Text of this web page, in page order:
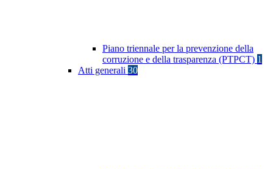
Piano triennale per la prevenzione della
corruzione e della trasparenza (PTPCT) 1
Atti generali 30